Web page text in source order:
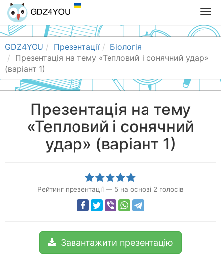
T
o
g
l
n
a
GDZ4YOU Презентації
Біологія
Презентація на тему «Тепловий і сонячний удар»
(варіант 1)
Презентація на тему
«Тепловий і сонячний
удар» (варіант 1)
Рейтинг презентації — 5 на основі 2 голосів
Завантажити презентацію